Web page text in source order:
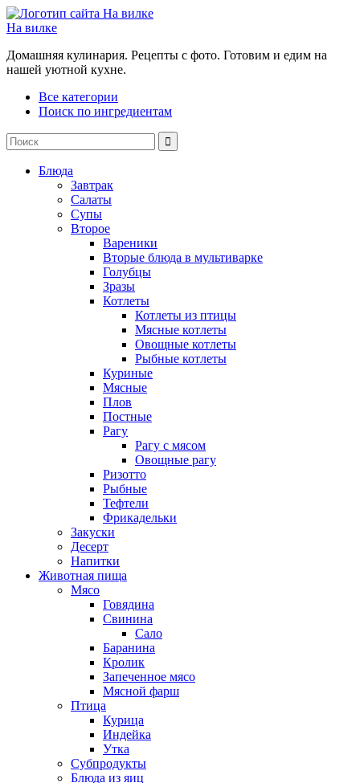
На вилке
Домашняя кулинария. Рецепты с фото. Готовим и едим на
нашей уютной кухне.
Все категории
Поиск по ингредиентам
Блюда
Завтрак
Салаты
Супы
Второе
Вареники
Вторые блюда в мультиварке
Голубцы
Зразы
Котлеты
Котлеты из птицы
Мясные котлеты
Овощные котлеты
Рыбные котлеты
Куриные
Мясные
Плов
Постные
Рагу
Рагу с мясом
Овощные рагу
Ризотто
Рыбные
Тефтели
Фрикадельки
Закуски
Десерт
Напитки
Животная пища
Мясо
Говядина
Свинина
Сало
Баранина
Кролик
Запеченное мясо
Мясной фарш
Птица
Курица
Индейка
Утка
Субпродукты
Блюда из яиц